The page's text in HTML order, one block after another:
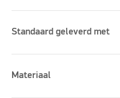
Standaard geleverd met
Materiaal